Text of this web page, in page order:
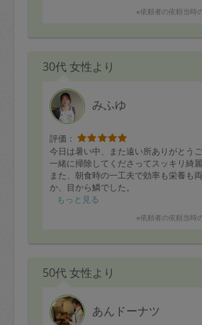
※依頼者の依頼当時
30代 女性より
みふゆ
評価：
今日は暑い中、また遠い所ありがとう
一緒に掃除してくださってスッキリ綺
また、朝食時の一工夫で効率も栄養も
か、目から鱗でした。
これを機に、忙しいからと諦めていた
もっと見る
※依頼者の依頼当時
50代 女性より
あんドーナツ